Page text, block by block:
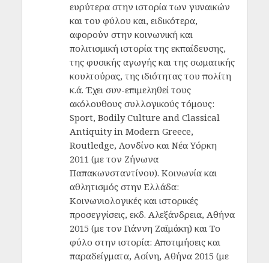
ευρύτερα στην ιστορία των γυναικών
και του φύλου και, ειδικότερα,
αφορούν στην κοινωνική και
πολιτισμική ιστορία της εκπαίδευσης,
της φυσικής αγωγής και της σωματικής
κουλτούρας, της ιδιότητας του πολίτη
κ.ά. Έχει συν-επιμεληθεί τους
ακόλουθους συλλογικούς τόμους:
Sport, Bodily Culture and Classical
Antiquity in Modern Greece,
Routledge, Λονδίνο και Νέα Υόρκη
2011 (με τον Ζήνωνα
Παπακωνσταντίνου). Κοινωνία και
αθλητισμός στην Ελλάδα:
Κοινωνιολογικές και ιστορικές
προσεγγίσεις, εκδ. Αλεξάνδρεια, Αθήνα
2015 (με τον Γιάννη Ζαϊμάκη) και Το
φύλο στην ιστορία: Αποτιμήσεις και
παραδείγματα, Ασίνη, Αθήνα 2015 (με